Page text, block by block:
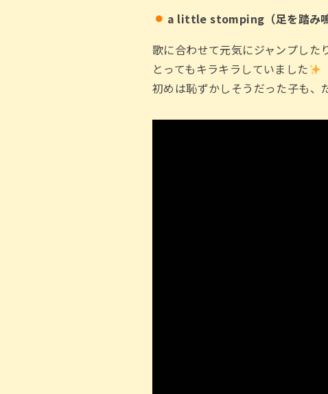
a little stomping（足を踏み鳴
歌に合わせて元気にジャンプした
とってもキラキラしていました
初めは恥ずかしそうだった子も、